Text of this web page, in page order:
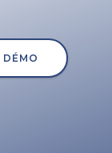
DÉMO